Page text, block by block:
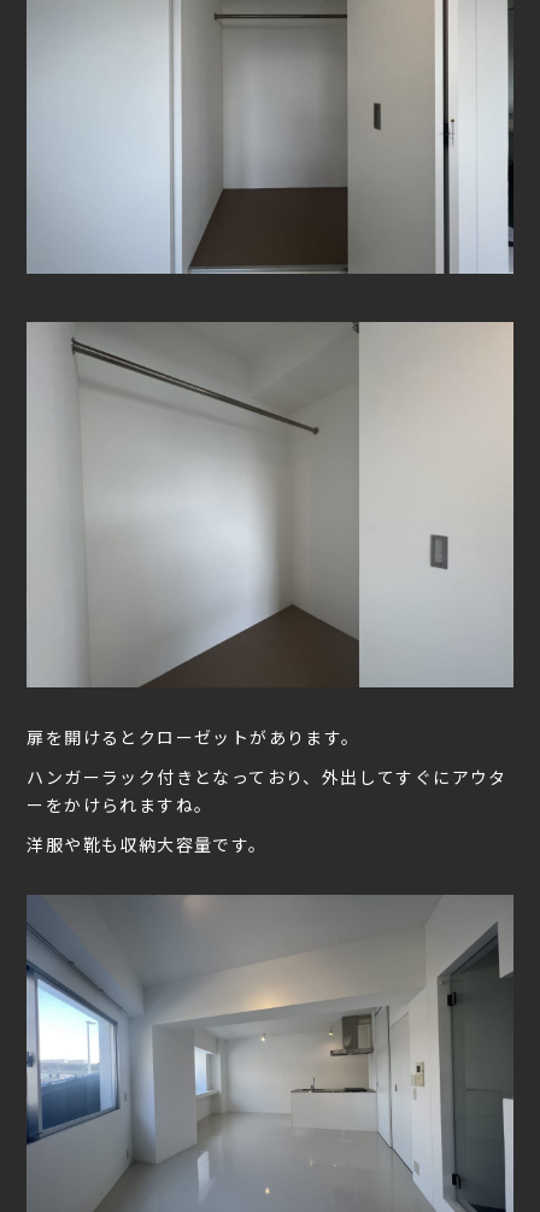
扉を開けるとクローゼットがあります。
ハンガーラック付きとなっており、外出してすぐにアウタ
ーをかけられますね。
洋服や靴も収納大容量です。